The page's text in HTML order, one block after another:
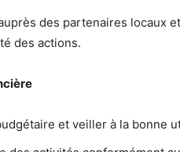
des partenaires locaux
des actions.
et veiller à la bonne